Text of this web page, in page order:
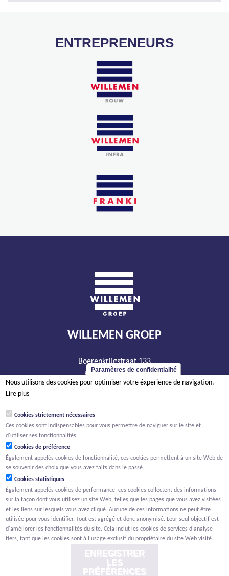
ENTREPRENEURS
WILLEMEN GROEP
Boerenkrijgstraat 133
BE - 2800 Malines
tél +32 15 569 965
RPM Anvers, département Malines
Paramètres de confidentialité
Nous utilisons des cookies pour optimiser votre éxperience de navigation.
Lire plus
Cookies strictement nécessaires
Ces cookies sont indispensables pour vous permettre de naviguer sur le site et
d'utiliser ses fonctionnalités.
Cookies de préférence
Également appelés cookies de fonctionnalité, ces cookies permettent à un site Web de
se souvenir des choix que vous avez faits dans le passé.
Cookies statistiques
Également appelés cookies de performance, ces cookies collectent des informations
sur la façon dont vous utilisez un site Web, telles que les pages que vous avez visitées
et les liens sur lesquels vous avez cliqué. Aucune de ces informations ne peut être
utilisée pour vous identifier. Tout est agrégé et donc anonymisé. Leur seul objectif est
d'améliorer les fonctionnalités du site. Cela inclut les cookies de services d'analyse
tiers, tant que les cookies sont à l'usage exclusif du propriétaire du site Web visité.
ENREGISTRER
LES
PRÉFÉRENCES